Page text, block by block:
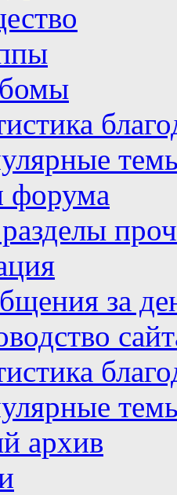
форума
за
архив